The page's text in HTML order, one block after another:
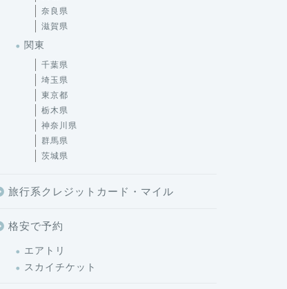
奈良県
滋賀県
関東
千葉県
埼玉県
東京都
栃木県
神奈川県
群馬県
茨城県
旅行系クレジットカード・マイル
格安で予約
エアトリ
スカイチケット